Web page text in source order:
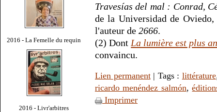
2016 - La Femelle du requin
2016 - Livr'arbitres
Travesías del mal : Conrad,
de la Universidad de
l'auteur de 2666.
(2) Dont La lumière est plus
convaincu.
Lien permanent| Tags : littérature
ricardo menéndez salmón,
Imprimer